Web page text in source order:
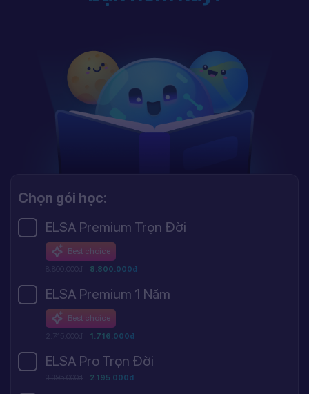
Chọn gói học:
ELSA Premium Trọn Đời
Best choice
8.800.000đ 8.800.000đ
ELSA Premium 1 Năm
Best choice
2.745.000đ 1.716.000đ
ELSA Pro Trọn Đời
3.395.000đ 2.195.000đ